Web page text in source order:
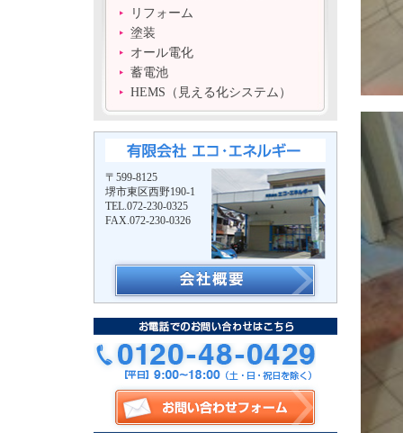
リフォーム
塗装
オール電化
蓄電池
HEMS（見える化システム）
〒599-8125
堺市東区西野190-1
TEL.072-230-0325
FAX.072-230-0326